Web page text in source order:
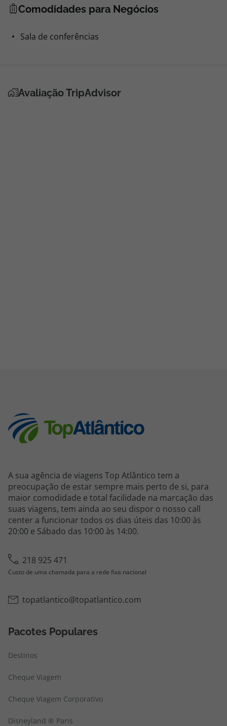
Comodidades para Negócios
Sala de conferências
Avaliação TripAdvisor
A sua agência de viagens Top Atlântico tem a
preocupação de estar sempre mais perto de si, para
maior comodidade e total facilidade na marcação das
suas viagens, tem ainda ao seu dispor o nosso call
center a funcionar todos os dias úteis das 10:00 às
20:00 e Sábado das 10:00 às 14:00.
218 925 471
Custo de uma chamada para a rede fixa nacional
topatlantico@topatlantico.com
Pacotes Populares
Destinos
Cheque Viagem
Cheque Viagem Corporativo
Disneyland ® Paris